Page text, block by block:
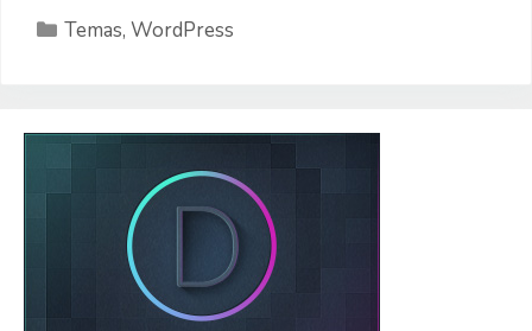
Categorias
Temas,WordPress